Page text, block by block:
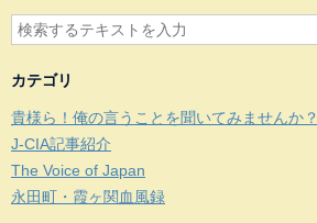
カテゴリ
貴様ら！俺の言うことを聞いてみませんか？
J-CIA記事紹介
The Voice of Japan
永田町・霞ヶ関血風録